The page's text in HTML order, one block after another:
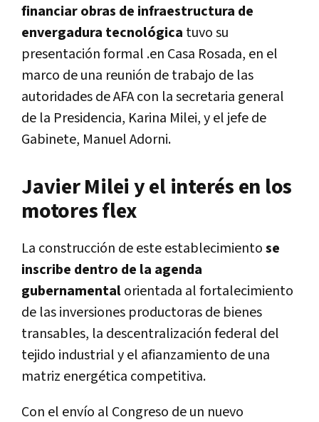
financiar obras de infraestructura de
envergadura tecnológica tuvo su
presentación formal .en Casa Rosada, en el
marco de una reunión de trabajo de las
autoridades de AFA con la secretaria general
de la Presidencia, Karina Milei, y el jefe de
Gabinete, Manuel Adorni.
Javier Milei y el interés en los
motores flex
La construcción de este establecimientose
inscribe dentro de la agenda
gubernamentalorientada al fortalecimiento
de las inversiones productoras de bienes
transables, la descentralización federal del
tejido industrial y el afianzamiento de una
matriz energética competitiva.
Con el envío al Congreso de un nuevo